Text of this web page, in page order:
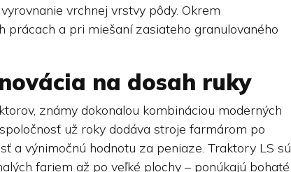
vrchnej vrstvy pôdy. Okrem
a pri miešaní zasiateho granulovaného
na dosah ruky
známy dokonalou kombináciou moderných
už roky dodáva stroje farmárom po
a výnimočnú hodnotu za peniaze. Traktory LS sú
fariem až po veľké plochy – ponúkajú bohaté